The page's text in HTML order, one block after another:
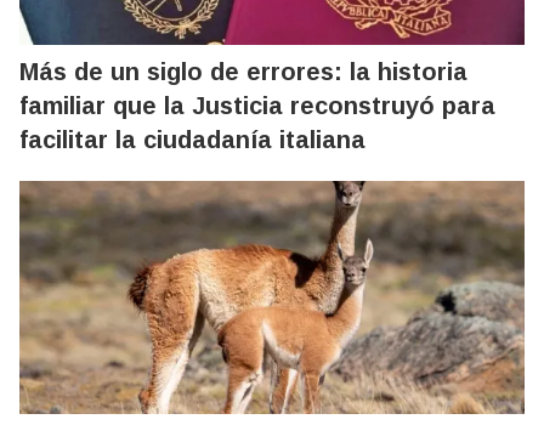
Más de un siglo de errores: la historia
familiar que la Justicia reconstruyó para
facilitar la ciudadanía italiana